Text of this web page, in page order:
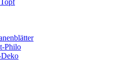
Philo
Deko